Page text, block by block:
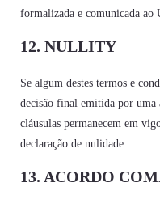
formalizada e comunicada ao
12. NULLITY
Se algum destes termos e
decisão final emitida por uma
cláusulas permanecem em
declaração de nulidade.
13. ACORDO